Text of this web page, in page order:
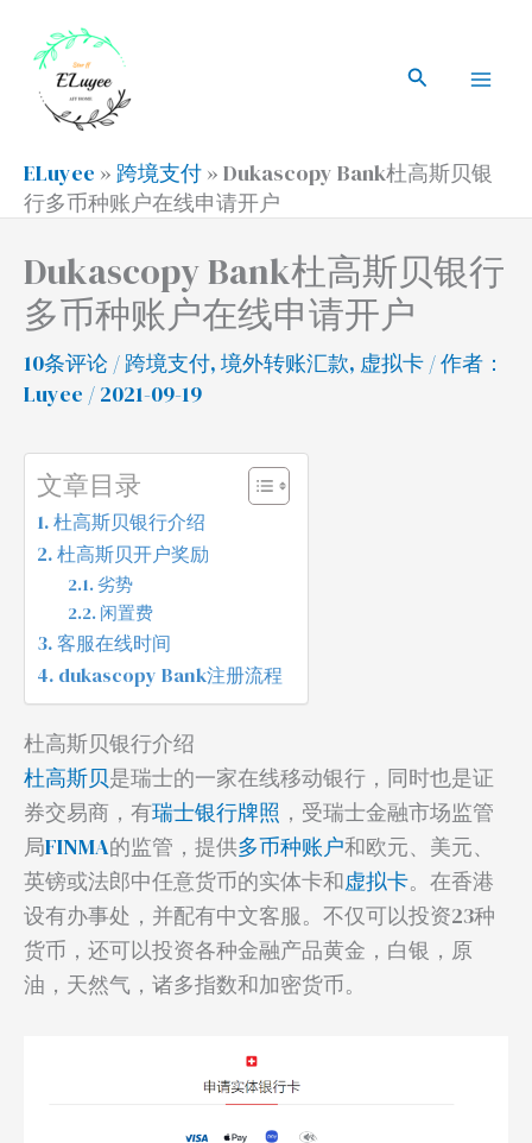
搜
ELuyee » 跨境支付 » Dukascopy Bank杜高斯贝银
行多币种账户在线申请开户
Dukascopy Bank杜高斯贝银行
多币种账户在线申请开户
10条评论 /跨境支付, 境外转账汇款, 虚拟卡 / 作者：
Luyee / 2021-09-19
文章目录
杜高斯贝银行介绍
杜高斯贝开户奖励
劣势
闲置费
客服在线时间
dukascopy Bank注册流程
杜高斯贝银行介绍
杜高斯贝是瑞士的一家在线移动银行，同时也是证
券交易商，有瑞士银行牌照 ，受瑞士金融市场监管
局FINMA的监管，提供多币种账户和欧元、美元、
英镑或法郎中任意货币的实体卡和虚拟卡。在香港
设有办事处，并配有中文客服。不仅可以投资23种
货币，还可以投资各种金融产品黄金，白银，原
油，天然气，诸多指数和加密货币。
索